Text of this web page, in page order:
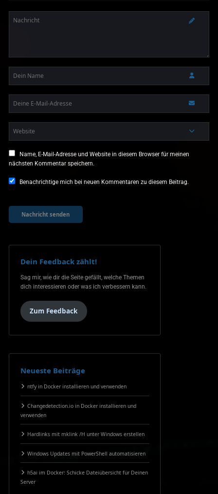
Name, E-Mail-Adresse und Website in diesem Browser für meinen
nächsten Kommentar speichern.
Benachrichtige mich bei neuen Kommentaren zu diesem Beitrag.
Dein Feedback zählt!
Sag mir, wie dir die Seite gefällt, welche Themen
dich interessieren oder was ich verbessern kann.
Zum Feedback
Neueste Beiträge
ntfy in Docker installieren und verwenden
Changedetection.io in Docker installieren und
verwenden
Hardlinks mit mklink /H unter Windows erstellen
Windows Updates mit PowerShell automatisieren
h5ai im Docker: Schicke Dateiübersicht für Deinen
Server